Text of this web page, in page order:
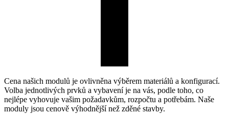
Cena našich modulů je ovlivněna výběrem materiálů a konfigurací.
Volba jednotlivých prvků a vybavení je na vás, podle toho, co
nejlépe vyhovuje vašim požadavkům, rozpočtu a potřebám. Naše
moduly jsou cenově výhodnější než zděné stavby.